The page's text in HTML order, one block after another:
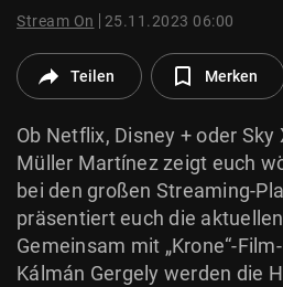
© Krone Multimedia GmbH & Co KG
Stream On 25.11.2023 06:00
Teilen Merken
Ob Netflix, Disney + oder
Müller Martínez zeigt euch
bei den großen Streaming-
präsentiert euch die
Gemeinsam mit „Krone“-
Kálmán Gergely werden die